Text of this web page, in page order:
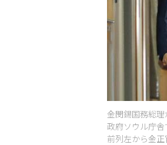
金閔錫国務総理
政府ソウル庁
前列左から金